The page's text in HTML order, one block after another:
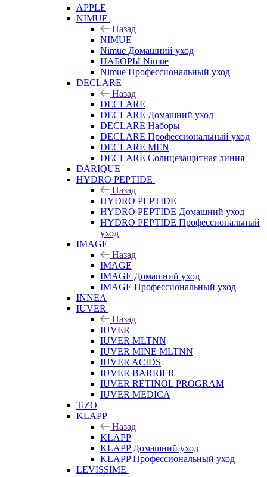
APPLE
NIMUE
Назад
NIMUE
Nimue Домашний уход
НАБОРЫ Nimue
Nimue Профессиональный уход
DECLARE
Назад
DECLARE
DECLARE Домашний уход
DECLARE Наборы
DECLARE Профессиональный уход
DECLARE MEN
DECLARE Солнцезащитная линия
DARIQUE
HYDRO PEPTIDE
Назад
HYDRO PEPTIDE
HYDRO PEPTIDE Домашний уход
HYDRO PEPTIDE Профессиональный
уход
IMAGE
Назад
IMAGE
IMAGE Домашний уход
IMAGE Профессиональный уход
INNEA
IUVER
Назад
IUVER
IUVER MLTNN
IUVER MINE MLTNN
IUVER ACIDS
IUVER BARRIER
IUVER RETINOL PROGRAM
IUVER MEDICA
TiZO
KLAPP
Назад
KLAPP
KLAPP Домашний уход
KLAPP Профессиональный уход
LEVISSIME